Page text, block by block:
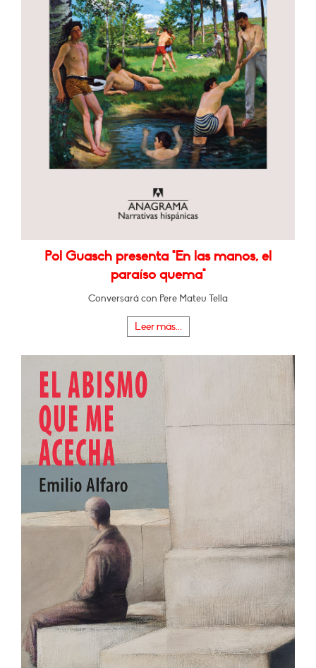
Pol Guasch presenta "En las manos, el
paraíso quema"
Conversará con Pere Mateu Tella
Leer más...